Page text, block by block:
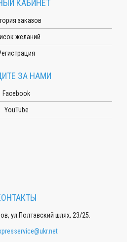
КАБИНЕТ
заказов
желаний
ЗА НАМИ
Facebook
YouTube
ул.Полтавский шлях, 23/25.